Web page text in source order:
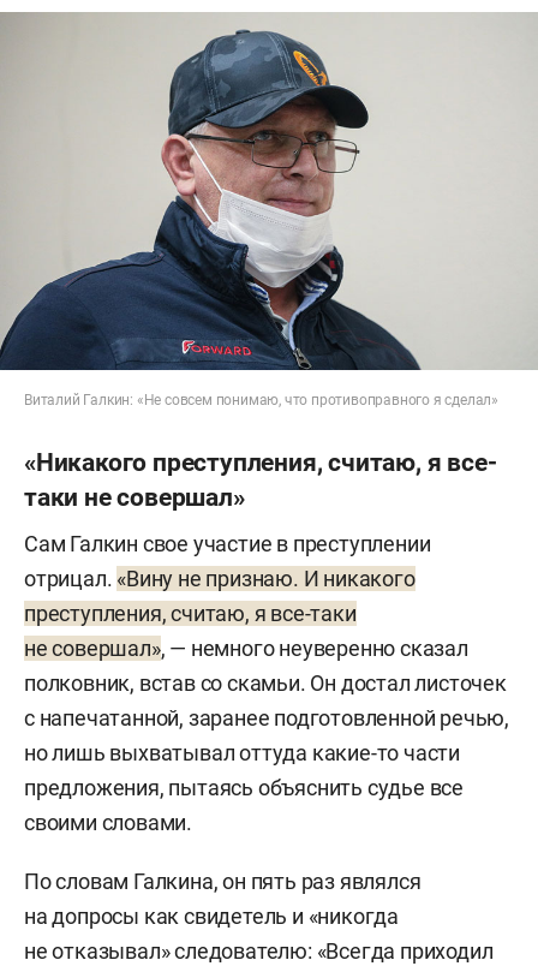
Виталий Галкин: «Не совсем понимаю, что противоправного я сделал»
«Никакого преступления, считаю, я все-
таки не совершал»
Сам Галкин свое участие в преступлении
отрицал. «Вину не признаю. И никакого
преступления, считаю, я все-таки
не совершал», — немного неуверенно сказал
полковник, встав со скамьи. Он достал листочек
с напечатанной, заранее подготовленной речью,
но лишь выхватывал оттуда какие-то части
предложения, пытаясь объяснить судье все
своими словами.
По словам Галкина, он пять раз являлся
на допросы как свидетель и «никогда
не отказывал» следователю: «Всегда приходил